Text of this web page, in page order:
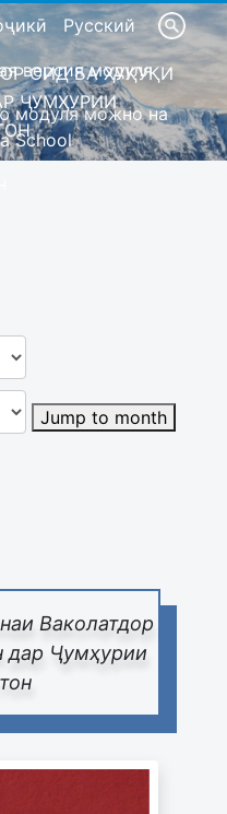
Русский
версия модуля
модуля можно на
School
ОИД БА ҲУҚУҚИ
ҶУМҲУРИИ
Ваколатдор
дар Ҷумҳурии
Jump to month